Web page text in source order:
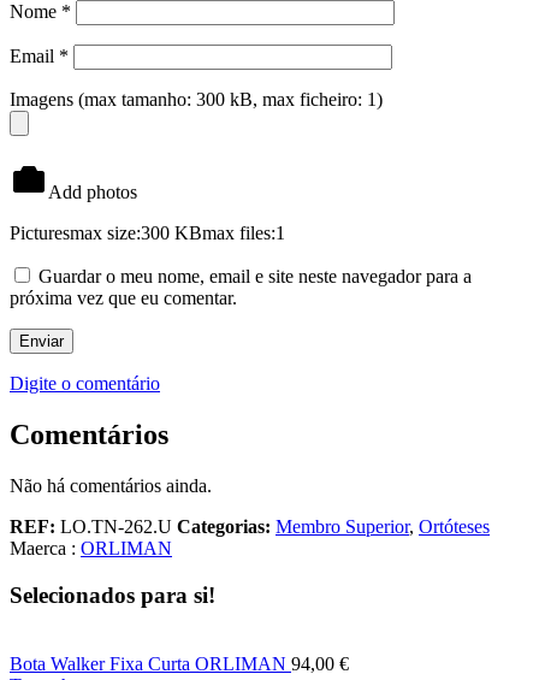
Nome *
Email *
Imagens (max tamanho: 300 kB, max ficheiro: 1)
Add photos
Picturesmax size:300 KBmax files:1
Guardar o meu nome, email e site neste navegador para a
próxima vez que eu comentar.
Digite o comentário
Comentários
Não há comentários ainda.
REF: LO.TN-262.U Categorias: Membro Superior, Ortóteses
Maerca : ORLIMAN
Selecionados para si!
Bota Walker Fixa Curta ORLIMAN 94,00 €